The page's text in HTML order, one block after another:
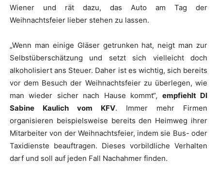
Wiener und rät dazu, das Auto am Tag der
Weihnachtsfeier lieber stehen zu lassen.
„Wenn man einige Gläser getrunken hat, neigt man zur
Selbstüberschätzung und setzt sich vielleicht doch
alkoholisiert ans Steuer. Daher ist es wichtig, sich bereits
vor dem Besuch der Weihnachtsfeier zu überlegen, wie
man wieder sicher nach Hause kommt“, empfiehlt DI
Sabine Kaulich vom KFV. Immer mehr Firmen
organisieren beispielsweise bereits den Heimweg ihrer
Mitarbeiter von der Weihnachtsfeier, indem sie Bus- oder
Taxidienste beauftragen. Dieses vorbildliche Verhalten
darf und soll auf jeden Fall Nachahmer finden.